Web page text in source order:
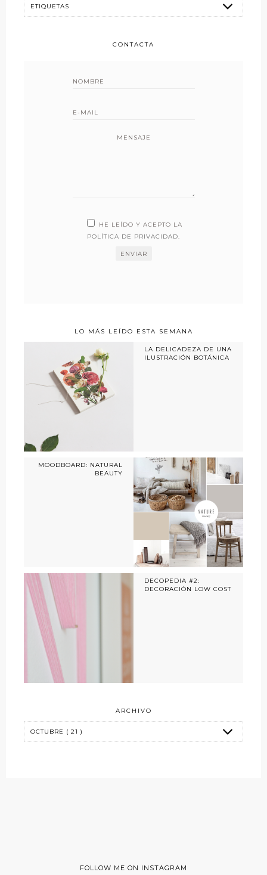
CONTACTA
MENSAJE
HE LEÍDO Y ACEPTO LA
POLÍTICA DE PRIVACIDAD.
LO MÁS LEÍDO ESTA SEMANA
LA DELICADEZA DE UNA
ILUSTRACIÓN BOTÁNICA
MOODBOARD: NATURAL
BEAUTY
DECOPEDIA #2:
DECORACIÓN LOW COST
ARCHIVO
FOLLOW ME ON INSTAGRAM